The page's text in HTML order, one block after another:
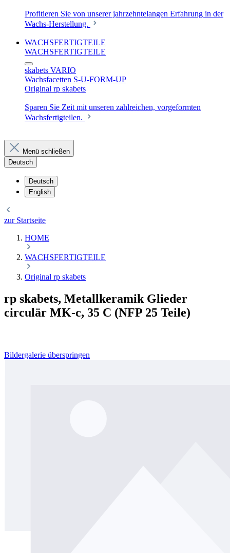
Profitieren Sie von unserer jahrzehntelangen Erfahrung in der
Wachs-Herstellung.
WACHSFERTIGTEILE
WACHSFERTIGTEILE
skabets VARIO
Wachsfacetten S-U-FORM-UP
Original rp skabets
Sparen Sie Zeit mit unseren zahlreichen, vorgeformten
Wachsfertigteilen.
Menü schließen
Deutsch
Deutsch
English
zur Startseite
HOME
WACHSFERTIGTEILE
Original rp skabets
rp skabets, Metallkeramik Glieder
circulär MK-c, 35 C (NFP 25 Teile)
Bildergalerie überspringen